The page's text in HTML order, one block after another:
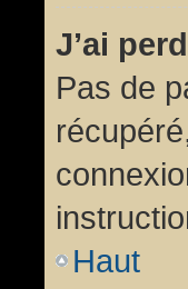
J’ai
Pas de
Haut